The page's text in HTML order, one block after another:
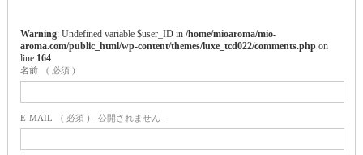
Warning : Undefined variable $user_ID in /home/mioaroma/mio-
aroma.com/public_html/wp-content/themes/luxe_tcd022/comments.phpon
line 164
名前 ( 必須 )
E-MAIL ( 必須 ) - 公開されません -